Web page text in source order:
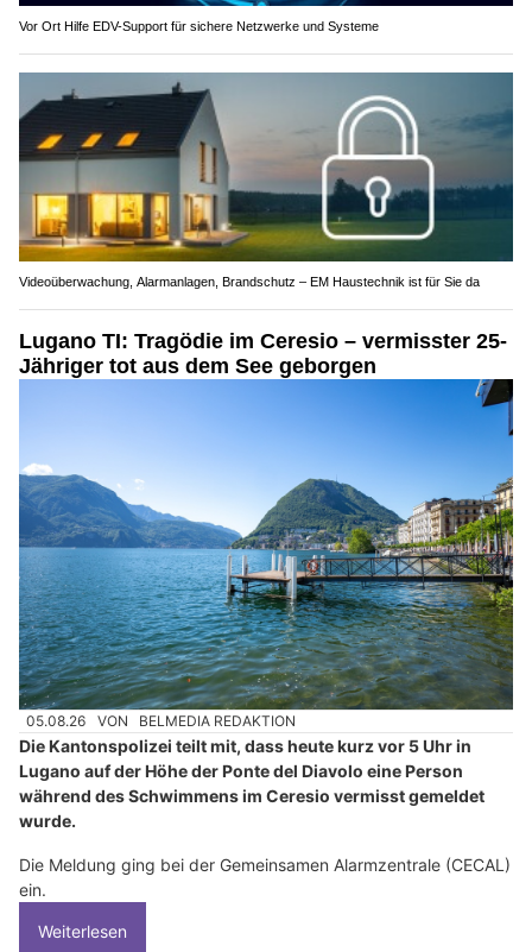
Vor Ort Hilfe EDV-Support für sichere Netzwerke und Systeme
Videoüberwachung, Alarmanlagen, Brandschutz – EM Haustechnik ist für Sie da
Lugano TI: Tragödie im Ceresio – vermisster 25-
Jähriger tot aus dem See geborgen
05.08.26 VON BELMEDIA REDAKTION
Die Kantonspolizei teilt mit, dass heute kurz vor 5 Uhr in
Lugano auf der Höhe der Ponte del Diavolo eine Person
während des Schwimmens im Ceresio vermisst gemeldet
wurde.
Die Meldung ging bei der Gemeinsamen Alarmzentrale (CECAL)
ein.
Weiterlesen